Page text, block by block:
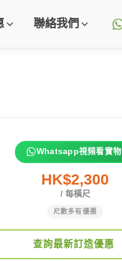
聯絡我們
Whatsapp視頻看實物
HK$2,300
/ 每橫尺
尺數多有優惠
查詢最新訂造優惠